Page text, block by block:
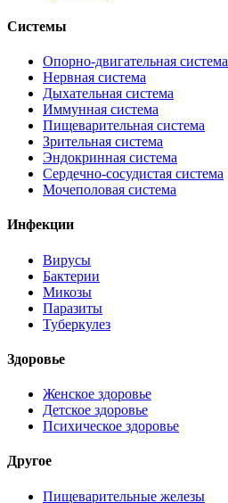
Системы
Опорно-двигательная система
Нервная система
Дыхательная система
Иммунная система
Пищеварительная система
Зрительная система
Эндокринная система
Сердечно-сосудистая система
Мочеполовая система
Инфекции
Вирусы
Бактерии
Микозы
Паразиты
Туберкулез
Здоровье
Женское здоровье
Детское здоровье
Психическое здоровье
Другое
Пищеварительные железы